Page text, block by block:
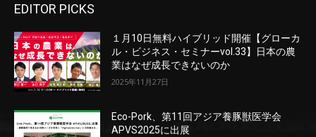
EDITOR PICKS
１月10日無料ハイブリッド開催【グローカ
ル・ビジネス・セミナーvol.33】日本の農
業はなぜ成長できないのか
2025年11月27日
Eco-Pork、第11回アジア養豚獣医学会
APVS2025に出展